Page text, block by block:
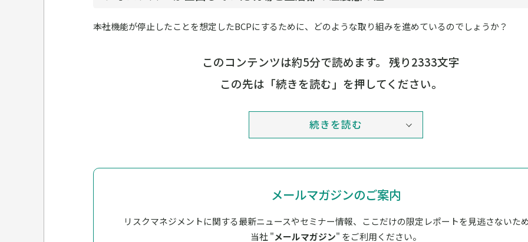
――本社機能が停止したことを想定したBCPにするために、どのような取り組みを進めているのでしょうか？
このコンテンツは約5分で読めます。 残り2333文字
この先は「続きを読む」を押してください。
続きを読む
メールマガジンのご案内
リスクマネジメントに関する最新ニュースやセミナー情報、ここだけの限定レポートを見逃さないた
当社 "メールマガジン" をご利用ください。